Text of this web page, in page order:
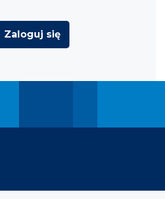
Zaloguj się